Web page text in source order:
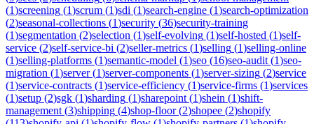
(1)screening (1)scrum (1)sdi (1)search-engine (1)search-optimization
(2)seasonal-collections (1)security (36)security-training
(1)segmentation (2)selection (1)self-evolving (1)self-hosted (1)self-
service (2)self-service-bi (2)seller-metrics (1)selling (1)selling-online
(1)selling-platforms (1)semantic-model (1)seo (16)seo-audit (1)seo-
migration (1)server(1)server-components (1)server-sizing (2)service
(1)service-contracts (1)service-efficiency (1)service-firms (1)services
(1)setup (2)sgk (1)sharding (1)sharepoint (1)shein (1)shift-
management (3)shipping (4)shop-floor(2)shopee (2)shopify